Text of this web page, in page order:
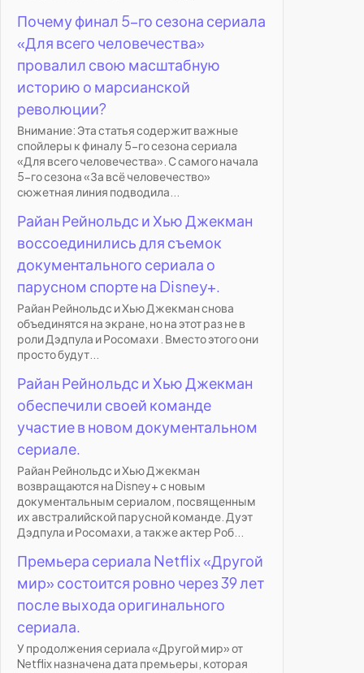
Почему финал 5-го сезона сериала
«Для всего человечества»
провалил свою масштабную
историю о марсианской
революции?
Внимание: Эта статья содержит важные
спойлеры к финалу 5-го сезона сериала
«Для всего человечества». С самого начала
5-го сезона «За всё человечество»
сюжетная линия подводила...
Райан Рейнольдс и Хью Джекман
воссоединились для съемок
документального сериала о
парусном спорте на Disney+.
Райан Рейнольдс и Хью Джекман снова
объединятся на экране, но на этот раз не в
роли Дэдпула и Росомахи . Вместо этого они
просто будут...
Райан Рейнольдс и Хью Джекман
обеспечили своей команде
участие в новом документальном
сериале.
Райан Рейнольдс и Хью Джекман
возвращаются на Disney+ с новым
документальным сериалом, посвященным
их австралийской парусной команде. Дуэт
Дэдпула и Росомахи, а также актер Роб...
Премьера сериала Netflix «Другой
мир» состоится ровно через 39 лет
после выхода оригинального
сериала.
У продолжения сериала «Другой мир» от
Netflix назначена дата премьеры, которая